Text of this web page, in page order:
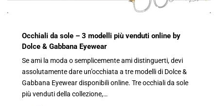
Occhiali da sole – 3 modelli più venduti online by
Dolce & Gabbana Eyewear
Se ami la moda o semplicemente ami distinguerti, devi
assolutamente dare un’occhiata a tre modelli di Dolce &
Gabbana Eyewear disponibili online. Tre occhiali da sole
più venduti della collezione,…